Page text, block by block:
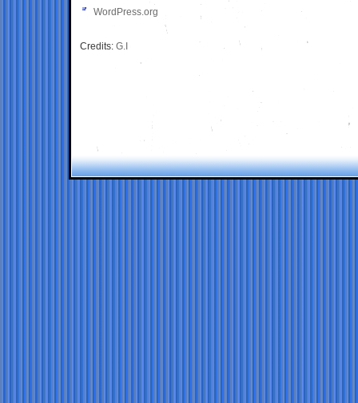
WordPress.org
Credits: G.I